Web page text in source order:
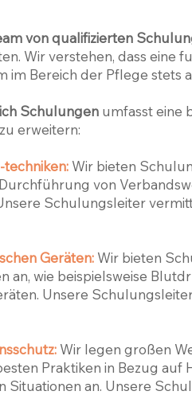
von qualifizierten
Wir verstehen, dass
im Bereich der Pflege stets
Schulungen umfasst eine
erweitern:
Wir bieten
von
Schulungsleiter
Geräten: Wir bieten
an, wie beispielsweise
Unsere
Wir legen großen
Praktiken in Bezug
Situationen an. Unsere